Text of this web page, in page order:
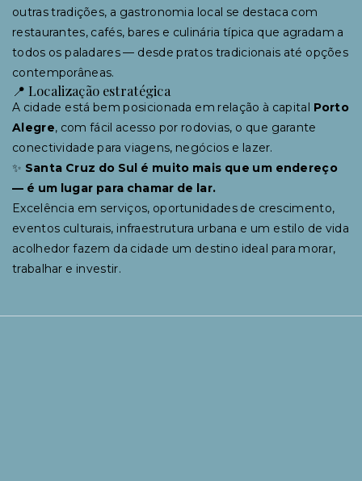
outras tradições, a gastronomia local se destaca com
restaurantes, cafés, bares e culinária típica que agradam a
todos os paladares — desde pratos tradicionais até opções
contemporâneas.
📍 Localização estratégica
A cidade está bem posicionada em relação à capital Porto
Alegre, com fácil acesso por rodovias, o que garante
conectividade para viagens, negócios e lazer.
✨ Santa Cruz do Sul é muito mais que um endereço
— é um lugar para chamar de lar.
Excelência em serviços, oportunidades de crescimento,
eventos culturais, infraestrutura urbana e um estilo de vida
acolhedor fazem da cidade um destino ideal para morar,
trabalhar e investir.